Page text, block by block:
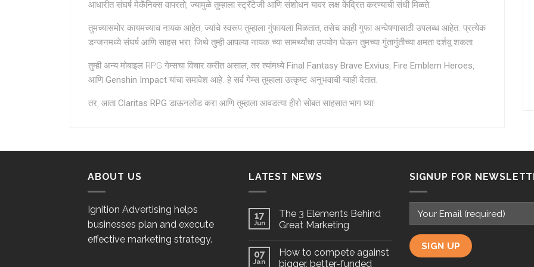
आधारीत संघर्ष मेकॅनिक्स वापरतो, ज्यामुळे तुम्हाला स्ट्रॅटेजी आणि संशोधन यावर लक्ष केंद्रित करण्याची संधी मिळते.
तुमच्यासमोर कायमच्याच नायक आहेत, ज्यांचे स्वरूप तुम्हाला गुंफायला मिळतात, तसेच काही गुफा अन्वेषणासाठी उपलब्ध आहेत. प्रत्येक
डन्जनमध्ये संघर्ष आणि साहस भरा, जिथे तुम्ही आपल्या नायक च्या सामर्थ्यांचा उपयोग घेऊन तुमच्या गुंतागुंतीच्या क्षमता दर्शवू शकता.
तुम्ही अन्य मोबाइल RPG गेम्सचा विचार करीत असाल, तर त्यांमध्येFinal Fantasy Brave Exvius, Fire Emblem Heroes,
आणिGenshin Impact यांचा समावेश आहे. हे सर्व गेम्स तुम्हाला उत्कृष्ट अनुभवाची ग्वाही देतात.
तर, आताClaritas RPG डाऊनलोड करा आणि तुम्हाला आवडत्या हीरो सोबत साहसात भाग घ्या!
ABOUT US
Ignition Advertising helps
businesses plan and execute
effective marketing strategy.
LATEST NEWS
17
Jun
The 3 Elements Behind
Great Marketing
07
Jan
How to compete against
bigger, better-funded
SIGNUP FOR